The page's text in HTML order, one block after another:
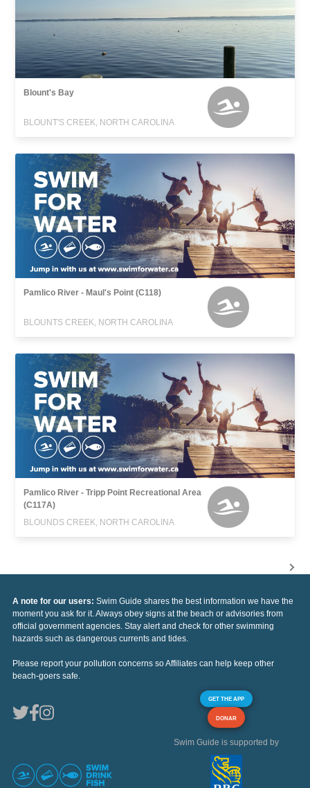
Blount's Bay
BLOUNT'S CREEK, NORTH CAROLINA
Pamlico River - Maul's Point (C118)
BLOUNTS CREEK, NORTH CAROLINA
Pamlico River - Tripp Point Recreational Area
(C117A)
BLOUNDS CREEK, NORTH CAROLINA
A note for our users: Swim Guide shares the best information we have the
moment you ask for it. Always obey signs at the beach or advisories from
official government agencies. Stay alert and check for other swimming
hazards such as dangerous currents and tides.
Please report your pollution concerns so Affiliates can help keep other
beach-goers safe.
GET THE APP
DONAR
Swim Guide is supported by